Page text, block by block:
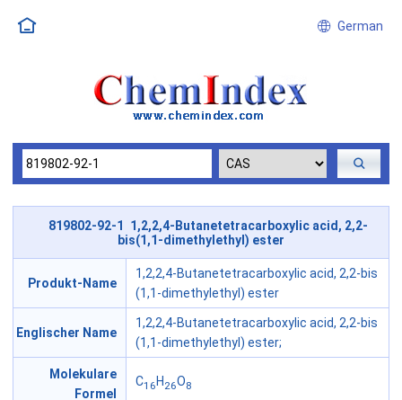
German
819802-92-1 1,2,2,4-Butanetetracarboxylic acid, 2,2-
bis(1,1-dimethylethyl) ester
Produkt-Name
1,2,2,4-Butanetetracarboxylic acid, 2,2-bis
(1,1-dimethylethyl) ester
Englischer Name
1,2,2,4-Butanetetracarboxylic acid, 2,2-bis
(1,1-dimethylethyl) ester;
Molekulare
Formel
C16 H 26O8